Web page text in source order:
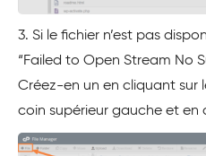
3. Si le fichier n’est pas
“Failed to Open Stream No
Créez-en un en cliquant sur
coin supérieur gauche et en